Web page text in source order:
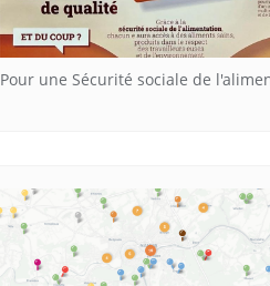
Pour une Sécurité sociale de